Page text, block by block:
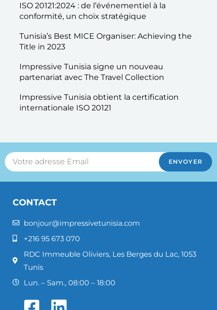
ISO 20121:2024 : de l’événementiel à la
conformité, un choix stratégique
Tunisia’s Best MICE Organiser: Achieving the
Title in 2023
Impressive Tunisia signe un nouveau
partenariat avec The Travel Collection
Impressive Tunisia obtient la certification
internationale ISO 20121
ENVOYER
CONTACT
bonjour@impressivetunisia.com
+216 95 673 070
RDC Immeuble Oliviers, Les Berges du Lac, 1053
Tunis
Lun. – Sam., 08:00 – 18:00